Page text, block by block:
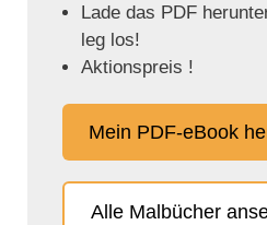
Lade das PDF
leg los!
Aktionspreis !
Mein PDF-eBook
Alle Malbücher